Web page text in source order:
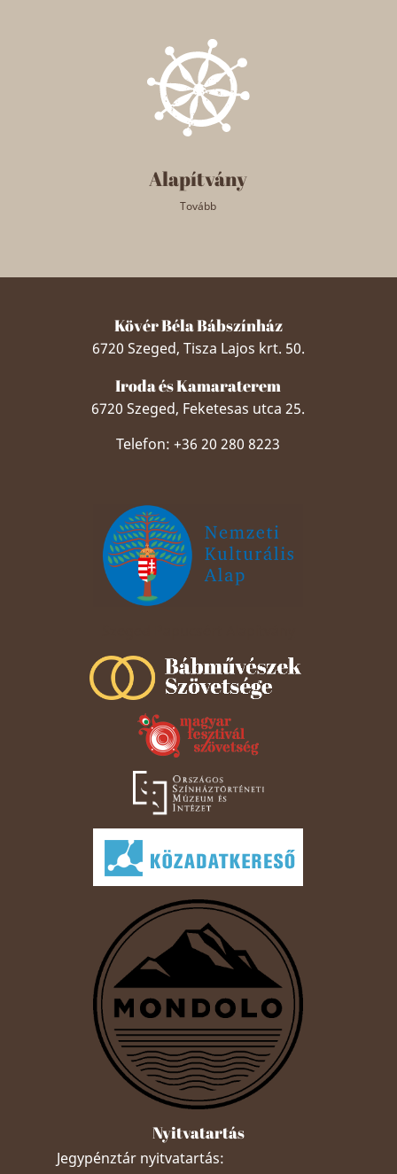
Alapítvány
Tovább
Kövér Béla Bábszínház
6720 Szeged, Tisza Lajos krt. 50.
Iroda és Kamaraterem
6720 Szeged, Feketesas utca 25.
Telefon: +36 20 280 8223
Nyitvatartás
Jegypénztár nyitvatartás: